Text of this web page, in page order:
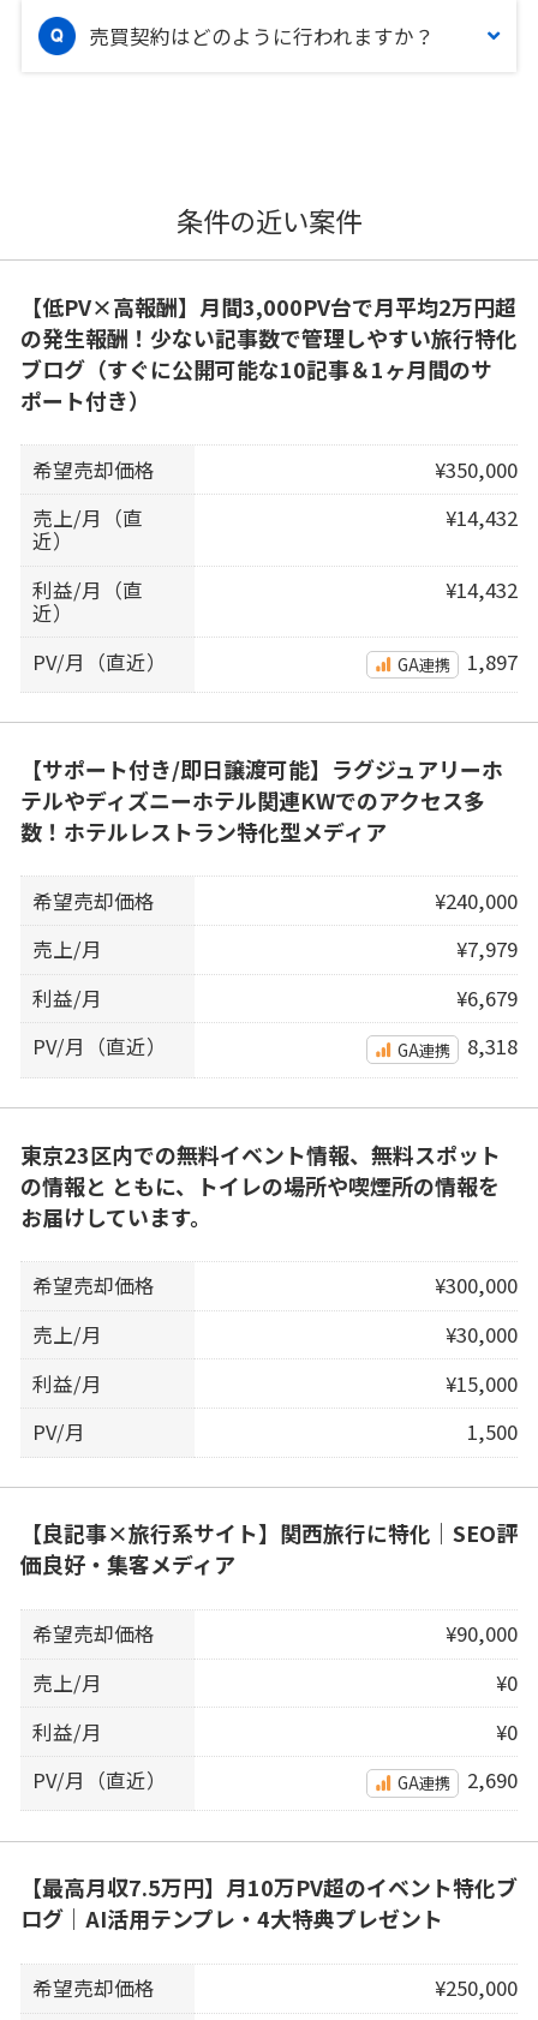
売買契約はどのように行われますか？
条件の近い案件
【低PV×高報酬】月間3,000PV台で月平均2万円超
の発生報酬！少ない記事数で管理しやすい旅行特化
ブログ（すぐに公開可能な10記事＆1ヶ月間のサ
ポート付き）
希望売却価格
¥350,000
売上/月（直
近）
¥14,432
利益/月（直
近）
¥14,432
PV/月（直近） GA連携 1,897
【サポート付き/即日譲渡可能】ラグジュアリーホ
テルやディズニーホテル関連KWでのアクセス多
数！ホテルレストラン特化型メディア
希望売却価格
¥240,000
売上/月
¥7,979
利益/月
¥6,679
PV/月（直近）
GA連携 8,318
東京23区内での無料イベント情報、無料スポット
の情報と ともに、トイレの場所や喫煙所の情報を
お届けしています。
希望売却価格
¥300,000
売上/月
¥30,000
利益/月
¥15,000
PV/月
1,500
【良記事×旅行系サイト】関西旅行に特化｜SEO評
価良好・集客メディア
希望売却価格
¥90,000
売上/月
¥0
利益/月
¥0
PV/月（直近）
GA連携 2,690
【最高月収7.5万円】月10万PV超のイベント特化ブ
ログ｜AI活用テンプレ・4大特典プレゼント
希望売却価格
¥250,000